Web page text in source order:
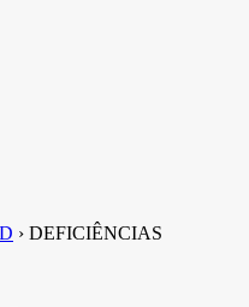
› DEFICIÊNCIAS